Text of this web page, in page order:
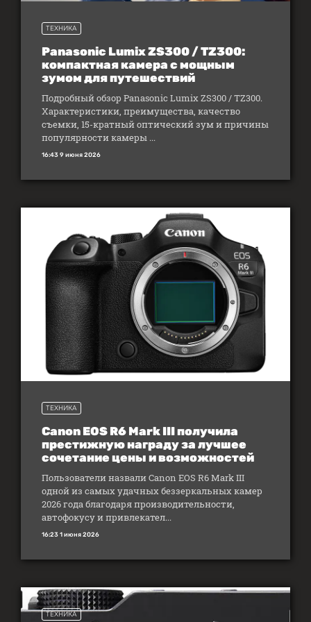
ТЕХНИКА
Panasonic Lumix ZS300 / TZ300:
компактная камера с мощным
зумом для путешествий
Подробный обзор Panasonic Lumix ZS300 / TZ300.
Характеристики, преимущества, качество
съемки, 15-кратный оптический зум и причины
популярности камеры ...
16:43 9 июня 2026
ТЕХНИКА
Canon EOS R6 Mark III получила
престижную награду за лучшее
сочетание цены и возможностей
Пользователи назвали Canon EOS R6 Mark III
одной из самых удачных беззеркальных камер
2026 года благодаря производительности,
автофокусу и привлекател...
16:23 1 июня 2026
ТЕХНИКА